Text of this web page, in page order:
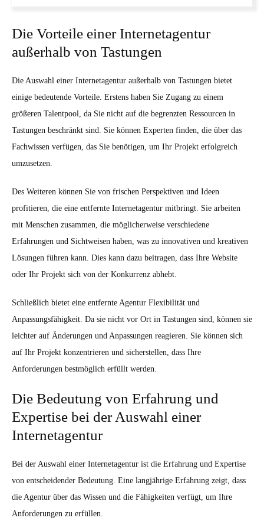
Die Vorteile einer Internetagentur
außerhalb von Tastungen
Die Auswahl einer Internetagentur außerhalb von Tastungen bietet
einige bedeutende Vorteile. Erstens haben Sie Zugang zu einem
größeren Talentpool, da Sie nicht auf die begrenzten Ressourcen in
Tastungen beschränkt sind. Sie können Experten finden, die über das
Fachwissen verfügen, das Sie benötigen, um Ihr Projekt erfolgreich
umzusetzen.
Des Weiteren können Sie von frischen Perspektiven und Ideen
profitieren, die eine entfernte Internetagentur mitbringt. Sie arbeiten
mit Menschen zusammen, die möglicherweise verschiedene
Erfahrungen und Sichtweisen haben, was zu innovativen und kreativen
Lösungen führen kann. Dies kann dazu beitragen, dass Ihre Website
oder Ihr Projekt sich von der Konkurrenz abhebt.
Schließlich bietet eine entfernte Agentur Flexibilität und
Anpassungsfähigkeit. Da sie nicht vor Ort in Tastungen sind, können sie
leichter auf Änderungen und Anpassungen reagieren. Sie können sich
auf Ihr Projekt konzentrieren und sicherstellen, dass Ihre
Anforderungen bestmöglich erfüllt werden.
Die Bedeutung von Erfahrung und
Expertise bei der Auswahl einer
Internetagentur
Bei der Auswahl einer Internetagentur ist die Erfahrung und Expertise
von entscheidender Bedeutung. Eine langjährige Erfahrung zeigt, dass
die Agentur über das Wissen und die Fähigkeiten verfügt, um Ihre
Anforderungen zu erfüllen.